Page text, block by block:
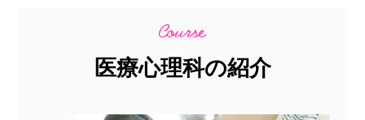
医療心理科の紹介